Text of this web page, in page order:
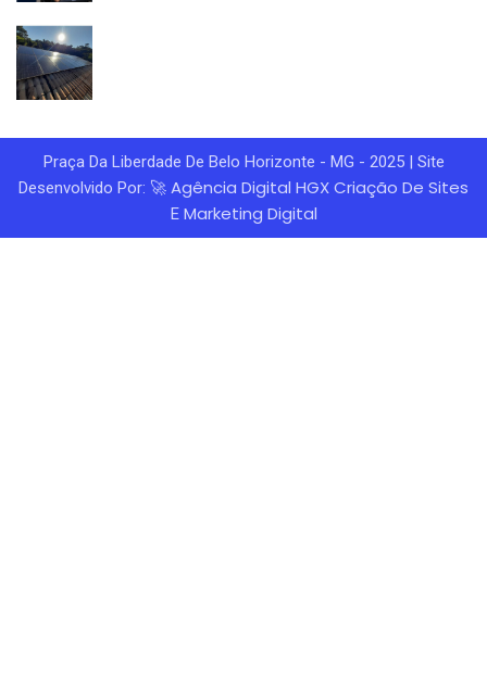
Praça Da Liberdade De Belo Horizonte - MG - 2025 | Site
Desenvolvido Por: 🚀 Agência Digital HGXCriação De Sites
E Marketing Digital